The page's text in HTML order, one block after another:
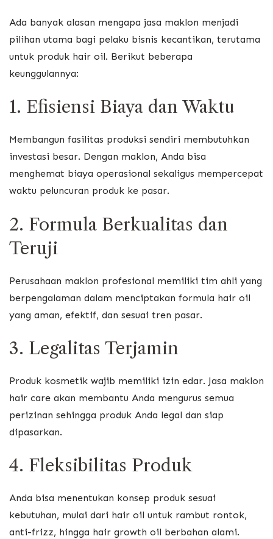
Ada banyak alasan mengapa jasa maklon menjadi
pilihan utama bagi pelaku bisnis kecantikan, terutama
untuk produk hair oil. Berikut beberapa
keunggulannya:
1. Efisiensi Biaya dan Waktu
Membangun fasilitas produksi sendiri membutuhkan
investasi besar. Dengan maklon, Anda bisa
menghemat biaya operasional sekaligus mempercepat
waktu peluncuran produk ke pasar.
2. Formula Berkualitas dan
Teruji
Perusahaan maklon profesional memiliki tim ahli yang
berpengalaman dalam menciptakan formula hair oil
yang aman, efektif, dan sesuai tren pasar.
3. Legalitas Terjamin
Produk kosmetik wajib memiliki izin edar. Jasa maklon
hair care akan membantu Anda mengurus semua
perizinan sehingga produk Anda legal dan siap
dipasarkan.
4. Fleksibilitas Produk
Anda bisa menentukan konsep produk sesuai
kebutuhan, mulai dari hair oil untuk rambut rontok,
anti-frizz, hingga hair growth oil berbahan alami.